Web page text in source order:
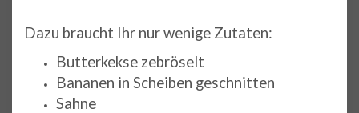
Dazu braucht Ihr nur wenige Zutaten:
Butterkekse zebröselt
Bananen in Scheiben geschnitten
Sahne